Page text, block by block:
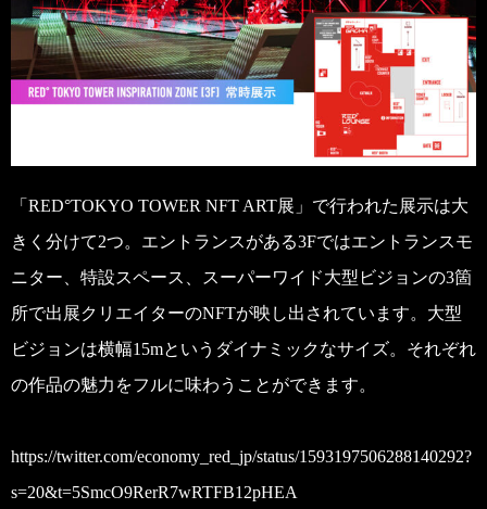
「RED°TOKYO TOWER NFT ART展」で行われた展示は大
きく分けて2つ。エントランスがある3Fではエントランスモ
ニター、特設スペース、スーパーワイド大型ビジョンの3箇
所で出展クリエイターのNFTが映し出されています。大型
ビジョンは横幅15mというダイナミックなサイズ。それぞれ
の作品の魅力をフルに味わうことができます。
https://twitter.com/economy_red_jp/status/1593197506288140292?
s=20&t=5SmcO9RerR7wRTFB12pHEA